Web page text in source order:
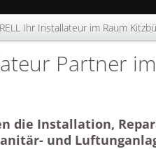
Ihr Installateur im Raum
Partner
die Installation,
und